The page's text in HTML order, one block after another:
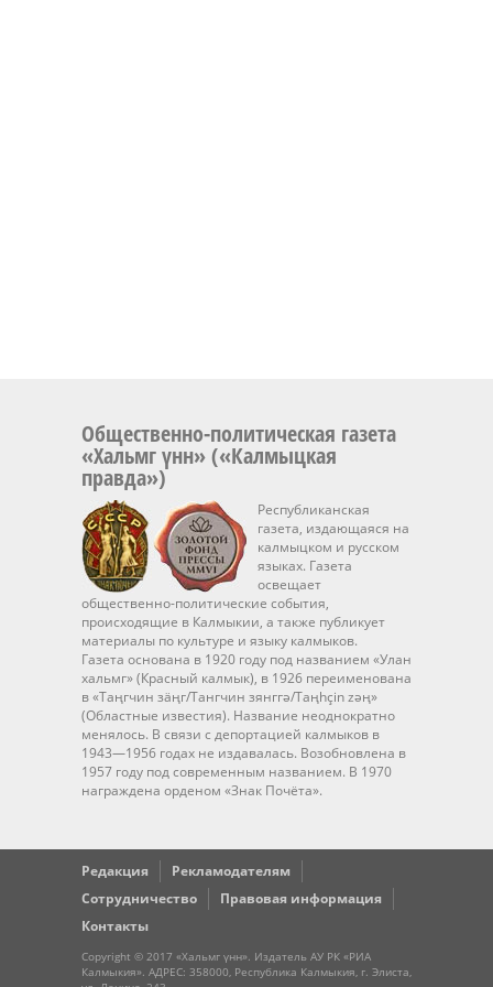
Общественно-политическая газета
«Хальмг үнн» («Калмыцкая
правда»)
Республиканская
газета, издающаяся на
калмыцком и русском
языках. Газета
освещает
общественно-политические события,
происходящие в Калмыкии, а также публикует
материалы по культуре и языку калмыков.
Газета основана в 1920 году под названием «Улан
хальмг» (Красный калмык), в 1926 переименована
в «Таңгчин зäңг/Тангчин зянггә/Taңhçin zәң»
(Областные известия). Название неоднократно
менялось. В связи с депортацией калмыков в
1943—1956 годах не издавалась. Возобновлена в
1957 году под современным названием. В 1970
награждена орденом «Знак Почёта».
Редакция
Рекламодателям
Сотрудничество
Правовая информация
Контакты
Copyright © 2017 «Хальмг үнн». Издатель АУ РК «РИА
Калмыкия». АДРЕС: 358000, Республика Калмыкия, г. Элиста,